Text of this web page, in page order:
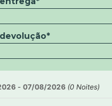
*
- 07/08/2026 (0 Noites)